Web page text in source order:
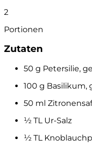
2
Portionen
Zutaten
50 g Petersilie,
100 g Basilikum,
50 ml
½ TL Ur-Salz
½ TL